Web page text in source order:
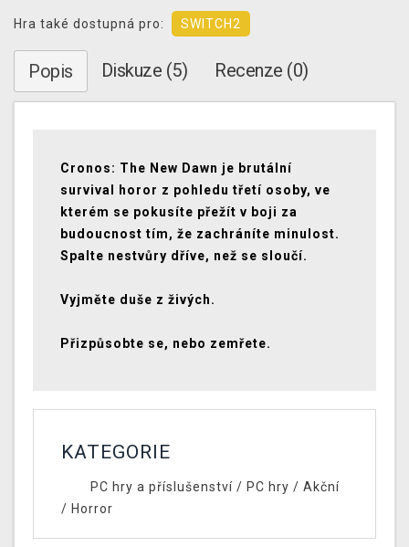
Hra také dostupná pro: SWITCH2
Popis Diskuze (5) Recenze (0)
Cronos: The New Dawn je brutální
survival horor z pohledu třetí osoby, ve
kterém se pokusíte přežít v boji za
budoucnost tím, že zachráníte minulost.
Spalte nestvůry dříve, než se sloučí.
Vyjměte duše z živých.
Přizpůsobte se, nebo zemřete.
KATEGORIE
PC hry a příslušenství/ PC hry / Akční
/ Horror